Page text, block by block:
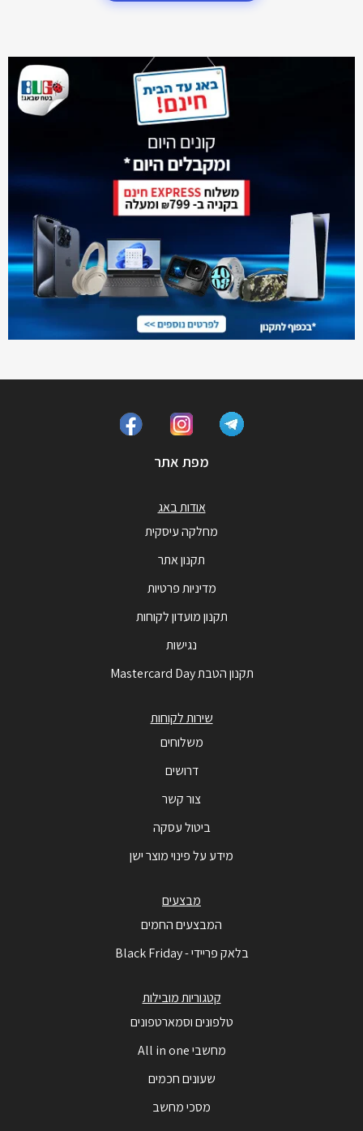
מפת אתר
אודות באג
מחלקה עיסקית
תקנון אתר
מדיניות פרטיות
תקנון מועדון לקוחות
נגישות
תקנון הטבת Mastercard Day
שירות לקוחות
משלוחים
דרושים
צור קשר
ביטול עסקה
מידע על פינוי מוצר ישן
מבצעים
המבצעים החמים
בלאק פריידי - Black Friday
קטגוריות מובילות
טלפונים וסמארטפונים
מחשבי All in one
שעונים חכמים
מסכי מחשב